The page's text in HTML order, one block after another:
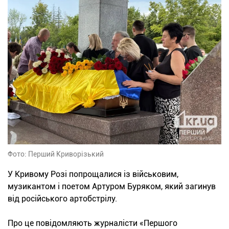
Фото: Перший Криворізький
У Кривому Розі попрощалися із військовим,
музикантом і поетом Артуром Буряком, який загинув
від російського артобстрілу.
Про це повідомляють журналісти «Першого